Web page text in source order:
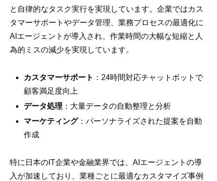
と自律的なタスク実行を実現しています。企業ではカス
タマーサポートやデータ管理、業務プロセスの最適化に
AIエージェントが導入され、作業時間の大幅な短縮と人
為的ミスの減少を実現しています。
カスタマーサポート ：24時間対応チャットボットで
顧客満足度向上
データ処理 ：大量データの自動整理と分析
マーケティング：パーソナライズされた提案を自動
作成
特に日本のIT企業や金融業界では、AIエージェントの導
入が加速しており、業種ごとに最適なカスタマイズ事例